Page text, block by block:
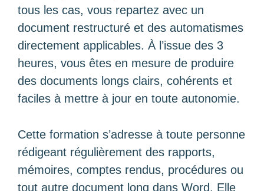
tous les cas, vous repartez avec un
document restructuré et des automatismes
directement applicables. À l’issue des 3
heures, vous êtes en mesure de produire
des documents longs clairs, cohérents et
faciles à mettre à jour en toute autonomie.
Cette formation s’adresse à toute personne
rédigeant régulièrement des rapports,
mémoires, comptes rendus, procédures ou
tout autre document long dans Word. Elle